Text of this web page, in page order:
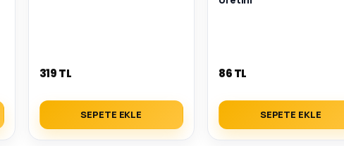
319 TL
SEPETE EKLE
86 TL
SEPETE EKLE